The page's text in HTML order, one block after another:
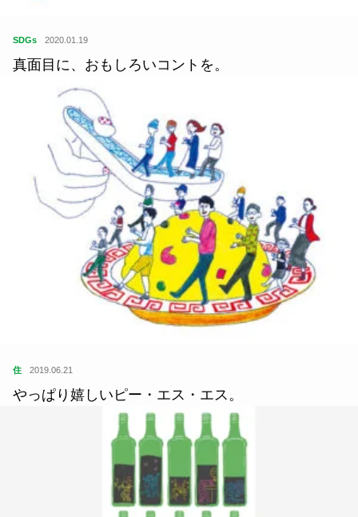
SDGs 2020.01.19
真面目に、おもしろいコントを。
住 2019.06.21
やっぱり嬉しいピー・エス・エス。